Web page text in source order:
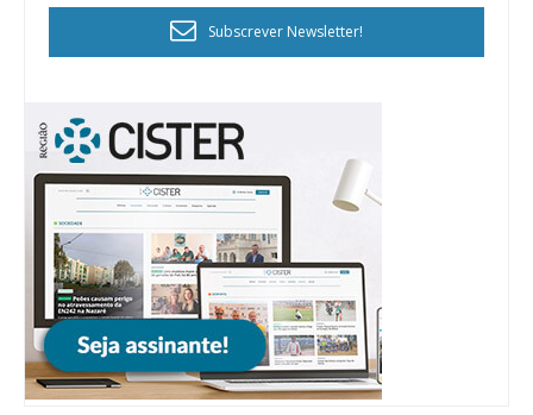
Subscrever Newsletter!